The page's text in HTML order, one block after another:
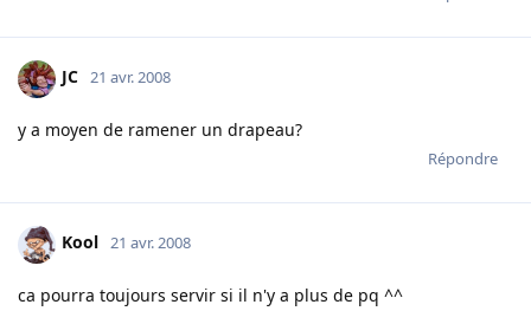
JC 21 avr. 2008
y a moyen de ramener un drapeau?
Répondre
Kool 21 avr. 2008
ca pourra toujours servir si il n'y a plus de pq ^^